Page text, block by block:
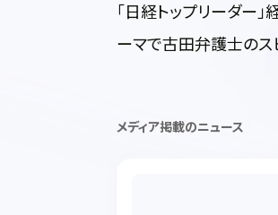
「日経トップリーダー
ーマで古田弁護士のス
メディア掲載のニュース